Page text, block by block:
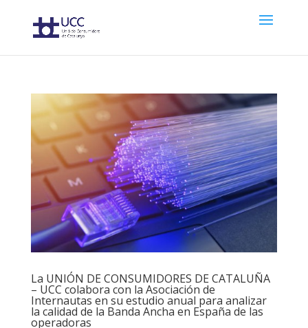
La UNIÓN DE CONSUMIDORES DE CATALUÑA
– UCC colabora con la Asociación de
Internautas en su estudio anual para analizar
la calidad de la Banda Ancha en España de las
operadoras